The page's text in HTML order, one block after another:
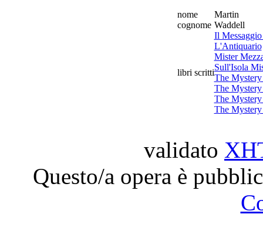
nome
Martin
cognome Waddell
libri scritti
Il
L'Antiquario
Mister
Sull'Isola
The Mystery
The
The
The
validato
Questo/a opera è